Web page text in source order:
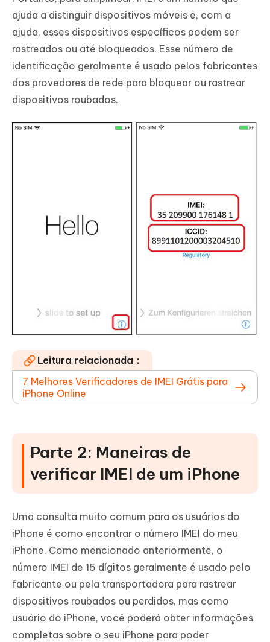
ajuda a distinguir dispositivos móveis e, com a
ajuda, esses dispositivos específicos podem ser
rastreados ou até bloqueados. Esse número de
identificação geralmente é usado pelos fabricantes
dos provedores de rede para bloquear ou rastrear
dispositivos roubados.
Leitura relacionada：
7 Melhores Verificadores de IMEI Grátis para
iPhone Online
Parte 2: Maneiras de
verificar IMEI de um iPhone
Uma consulta muito comum para os usuários do
iPhone é como encontrar o número IMEI do meu
iPhone. Como mencionado anteriormente, o
número IMEI de 15 dígitos geralmente é usado pelo
fabricante ou pela transportadora para rastrear
dispositivos roubados ou perdidos, mas como
usuário do iPhone, você poderá obter informações
completas sobre o seu iPhone para poder